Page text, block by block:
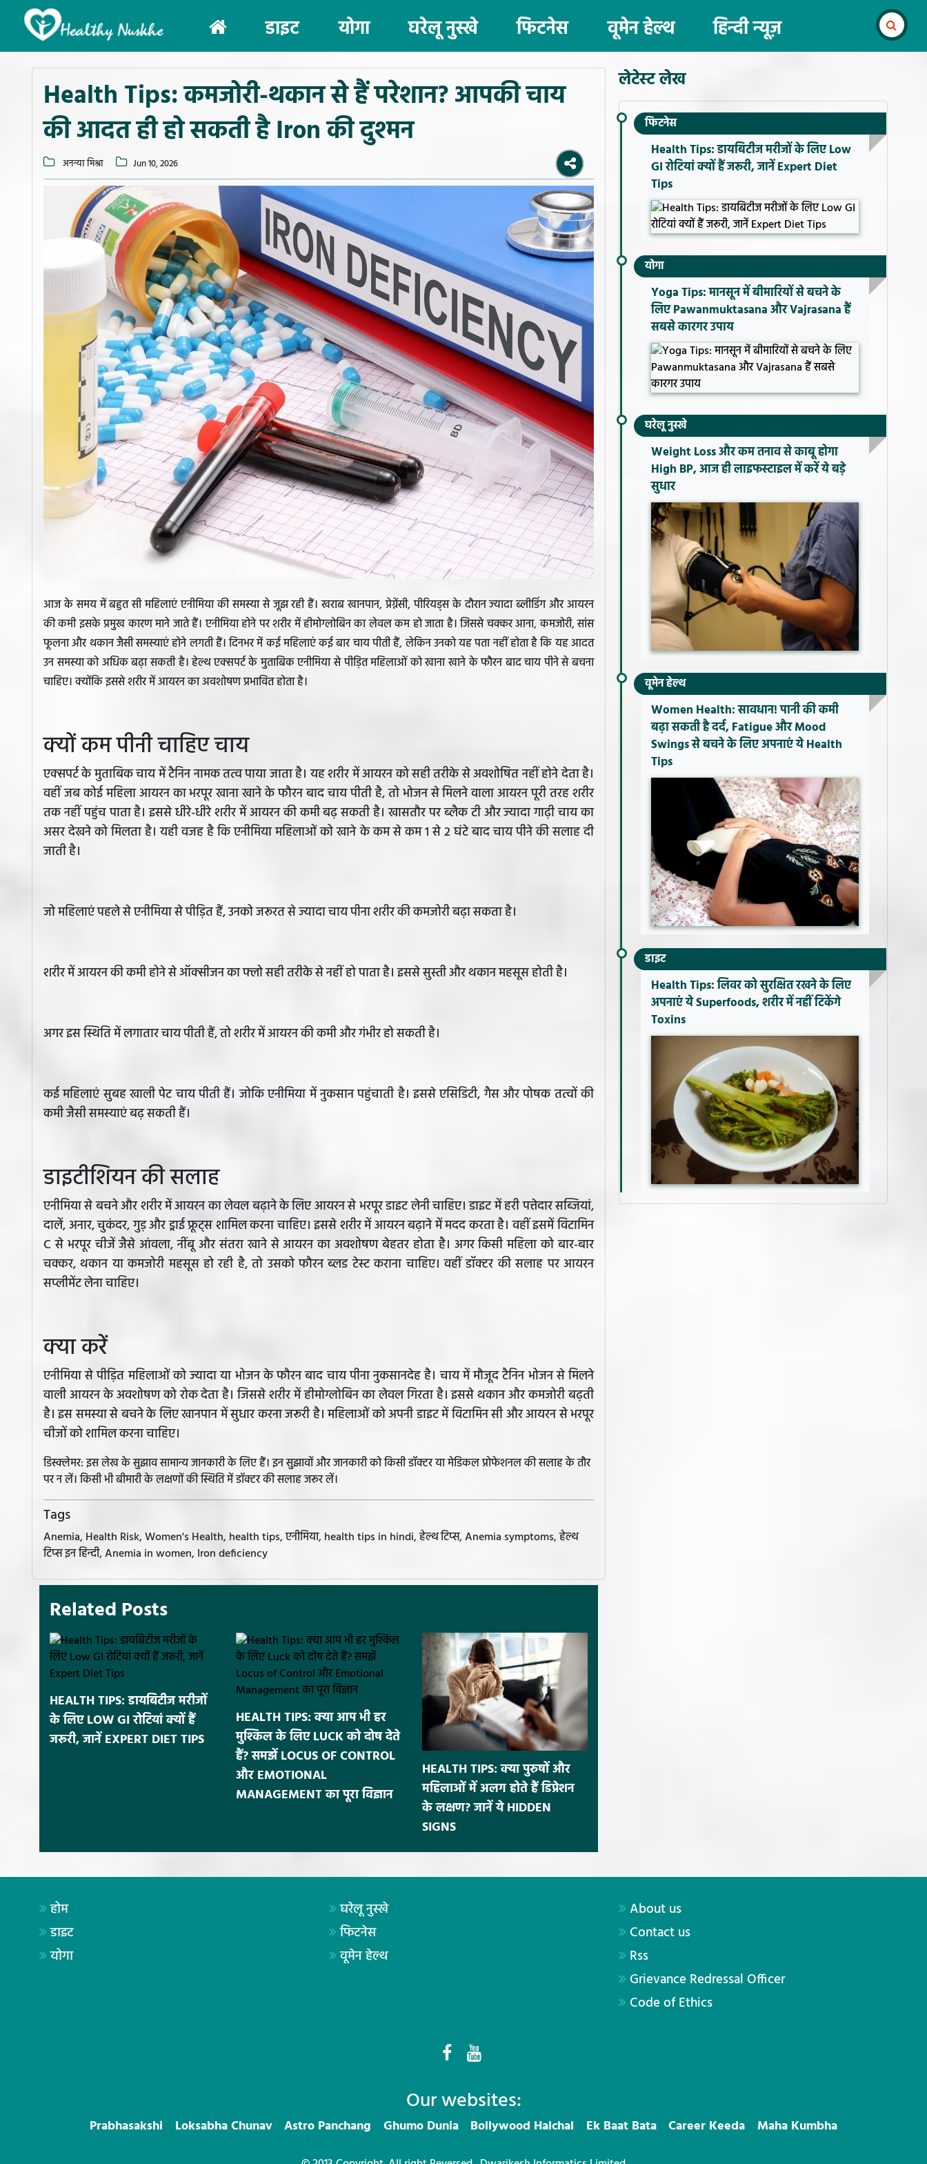
(current)
डाइट योगा घरेलू नुस्खे फिटनेस वूमेन हेल्थ हिन्दी न्यूज़
Health Tips: कमजोरी-थकान से हैं परेशान? आपकी चाय
की आदत ही हो सकती है Iron की दुश्मन
अनन्या मिश्रा Jun 10, 2026
आज के समय में बहुत सी महिलाएं एनीमिया की समस्या से जूझ रही हैं। खराब खानपान, प्रेग्नेंसी, पीरियड्स के दौरान ज्यादा ब्लीडिंग और आयरन
की कमी इसके प्रमुख कारण माने जाते हैं। एनीमिया होने पर शरीर में हीमोग्लोबिन का लेवल कम हो जाता है। जिससे चक्कर आना, कमजोरी, सांस
फूलना और थकान जैसी समस्याएं होने लगती हैं। दिनभर में कई महिलाएं कई बार चाय पीती हैं, लेकिन उनको यह पता नहीं होता है कि यह आदत
उन समस्या को अधिक बढ़ा सकती है। हेल्थ एक्सपर्ट के मुताबिक एनीमिया से पीड़ित महिलाओं को खाना खाने के फौरन बाद चाय पीने से बचना
चाहिए। क्योंकि इससे शरीर में आयरन का अवशोषण प्रभावित होता है।
क्यों कम पीनी चाहिए चाय
एक्सपर्ट के मुताबिक चाय में टैनिन नामक तत्व पाया जाता है। यह शरीर में आयरन को सही तरीके से अवशोषित नहीं होने देता है।
वहीं जब कोई महिला आयरन का भरपूर खाना खाने के फौरन बाद चाय पीती है, तो भोजन से मिलने वाला आयरन पूरी तरह शरीर
तक नहीं पहुंच पाता है। इससे धीरे-धीरे शरीर में आयरन की कमी बढ़ सकती है। खासतौर पर ब्लैक टी और ज्यादा गाढ़ी चाय का
असर देखने को मिलता है। यही वजह है कि एनीमिया महिलाओं को खाने के कम से कम 1 से 2 घंटे बाद चाय पीने की सलाह दी
जाती है।
जो महिलाएं पहले से एनीमिया से पीड़ित हैं, उनको जरूरत से ज्यादा चाय पीना शरीर की कमजोरी बढ़ा सकता है।
शरीर में आयरन की कमी होने से ऑक्सीजन का फ्लो सही तरीके से नहीं हो पाता है। इससे सुस्ती और थकान महसूस होती है।
अगर इस स्थिति में लगातार चाय पीती हैं, तो शरीर में आयरन की कमी और गंभीर हो सकती है।
कई महिलाएं सुबह खाली पेट चाय पीती हैं। जोकि एनीमिया में नुकसान पहुंचाती है। इससे एसिडिटी, गैस और पोषक तत्वों की
कमी जैसी समस्याएं बढ़ सकती हैं।
डाइटीशियन की सलाह
एनीमिया से बचने और शरीर में आयरन का लेवल बढ़ाने के लिए आयरन से भरपूर डाइट लेनी चाहिए। डाइट में हरी पत्तेदार सब्जियां,
दालें, अनार, चुकंदर, गुड़ और ड्राई फ्रूट्स शामिल करना चाहिए। इससे शरीर में आयरन बढ़ाने में मदद करता है। वहीं इसमें विटामिन
C से भरपूर चीजें जैसे आंवला, नींबू और संतरा खाने से आयरन का अवशोषण बेहतर होता है। अगर किसी महिला को बार-बार
चक्कर, थकान या कमजोरी महसूस हो रही है, तो उसको फौरन ब्लड टेस्ट कराना चाहिए। वहीं डॉक्टर की सलाह पर आयरन
सप्लीमेंट लेना चाहिए।
क्या करें
एनीमिया से पीड़ित महिलाओं को ज्यादा या भोजन के फौरन बाद चाय पीना नुकसानदेह है। चाय में मौजूद टैनिन भोजन से मिलने
वाली आयरन के अवशोषण को रोक देता है। जिससे शरीर में हीमोग्लोबिन का लेवल गिरता है। इससे थकान और कमजोरी बढ़ती
है। इस समस्या से बचने के लिए खानपान में सुधार करना जरूरी है। महिलाओं को अपनी डाइट में विटामिन सी और आयरन से भरपूर
चीजों को शामिल करना चाहिए।
डिस्क्लेमर: इस लेख के सुझाव सामान्य जानकारी के लिए हैं। इन सुझावों और जानकारी को किसी डॉक्टर या मेडिकल प्रोफेशनल की सलाह के तौर
पर न लें। किसी भी बीमारी के लक्षणों की स्थिति में डॉक्टर की सलाह जरूर लें।
Tags
Anemia, Health Risk, Women's Health, health tips, एनीमिया, health tips in hindi, हेल्थ टिप्स, Anemia symptoms, हेल्थ
टिप्स इन हिन्दी, Anemia in women, Iron deficiency
Related Posts
HEALTH TIPS: डायबिटीज मरीजों
के लिए LOW GI रोटियां क्यों हैं
जरूरी, जानें EXPERT DIET TIPS
HEALTH TIPS: क्या आप भी हर
मुश्किल के लिए LUCK को दोष देते
हैं? समझें LOCUS OF CONTROL
और EMOTIONAL
MANAGEMENT का पूरा विज्ञान
HEALTH TIPS: क्या पुरुषों और
महिलाओं में अलग होते हैं डिप्रेशन
के लक्षण? जानें ये HIDDEN
SIGNS
लेटेस्ट लेख
फिटनेस
Health Tips: डायबिटीज मरीजों के लिए Low
GI रोटियां क्यों हैं जरूरी, जानें Expert Diet
Tips
योगा
Yoga Tips: मानसून में बीमारियों से बचने के
लिए Pawanmuktasana और Vajrasana हैं
सबसे कारगर उपाय
घरेलू नुस्खे
Weight Loss और कम तनाव से काबू होगा
High BP, आज ही लाइफस्टाइल में करें ये बड़े
सुधार
वूमेन हेल्थ
Women Health: सावधान! पानी की कमी
बढ़ा सकती है दर्द, Fatigue और Mood
Swings से बचने के लिए अपनाएं ये Health
Tips
डाइट
Health Tips: लिवर को सुरक्षित रखने के लिए
अपनाएं ये Superfoods, शरीर में नहीं टिकेंगे
Toxins
होम
डाइट
योगा
घरेलू नुस्खे
फिटनेस
वूमेन हेल्थ
About us
Contact us
Rss
Grievance Redressal Officer
Code of Ethics
Our websites:
Prabhasakshi Loksabha Chunav Astro Panchang Ghumo Dunia Bollywood Halchal Ek Baat Bata Career Keeda Maha Kumbha